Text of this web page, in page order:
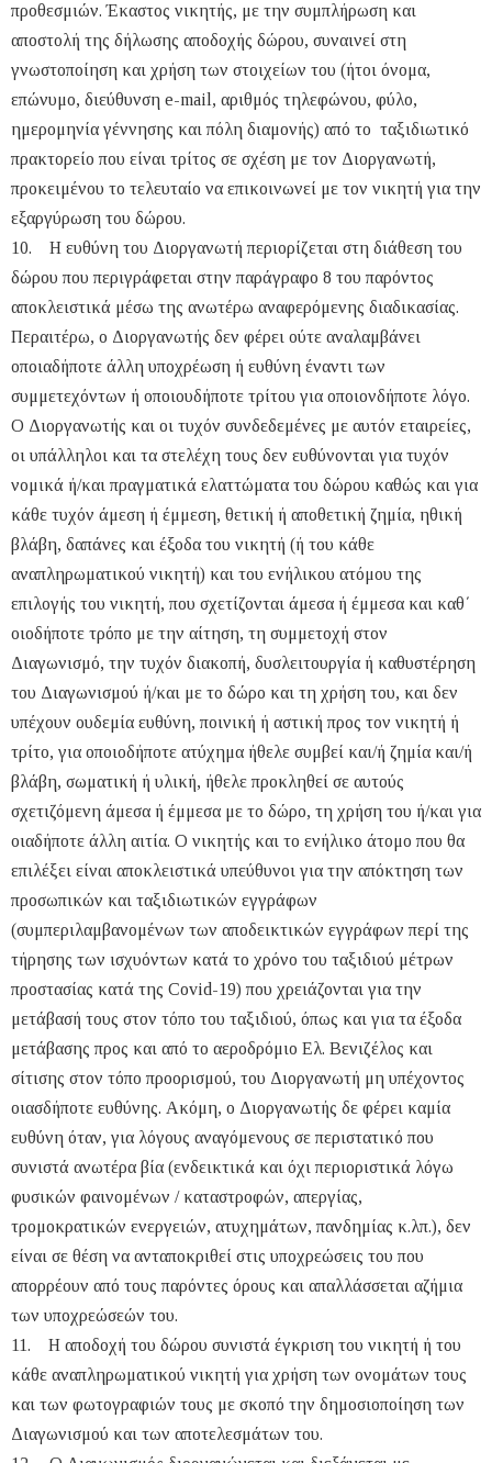
προθεσμιών. Έκαστος νικητής, με την συμπλήρωση και
αποστολή της δήλωσης αποδοχής δώρου, συναινεί στη
γνωστοποίηση και χρήση των στοιχείων του (ήτοι όνομα,
επώνυμο, διεύθυνση e-mail, αριθμός τηλεφώνου, φύλο,
ημερομηνία γέννησης και πόλη διαμονής) από το ταξιδιωτικό
πρακτορείο που είναι τρίτος σε σχέση με τον Διοργανωτή,
προκειμένου το τελευταίο να επικοινωνεί με τον νικητή για την
εξαργύρωση του δώρου.
10. Η ευθύνη του Διοργανωτή περιορίζεται στη διάθεση του
δώρου που περιγράφεται στην παράγραφο 8 του παρόντος
αποκλειστικά μέσω της ανωτέρω αναφερόμενης διαδικασίας.
Περαιτέρω, ο Διοργανωτής δεν φέρει ούτε αναλαμβάνει
οποιαδήποτε άλλη υποχρέωση ή ευθύνη έναντι των
συμμετεχόντων ή οποιουδήποτε τρίτου για οποιονδήποτε λόγο.
Ο Διοργανωτής και οι τυχόν συνδεδεμένες με αυτόν εταιρείες,
οι υπάλληλοι και τα στελέχη τους δεν ευθύνονται για τυχόν
νομικά ή/και πραγματικά ελαττώματα του δώρου καθώς και για
κάθε τυχόν άμεση ή έμμεση, θετική ή αποθετική ζημία, ηθική
βλάβη, δαπάνες και έξοδα του νικητή (ή του κάθε
αναπληρωματικού νικητή) και του ενήλικου ατόμου της
επιλογής του νικητή, που σχετίζονται άμεσα ή έμμεσα και καθ΄
οιοδήποτε τρόπο με την αίτηση, τη συμμετοχή στον
Διαγωνισμό, την τυχόν διακοπή, δυσλειτουργία ή καθυστέρηση
του Διαγωνισμού ή/και με το δώρο και τη χρήση του, και δεν
υπέχουν ουδεμία ευθύνη, ποινική ή αστική προς τον νικητή ή
τρίτο, για οποιοδήποτε ατύχημα ήθελε συμβεί και/ή ζημία και/ή
βλάβη, σωματική ή υλική, ήθελε προκληθεί σε αυτούς
σχετιζόμενη άμεσα ή έμμεσα με το δώρο, τη χρήση του ή/και για
οιαδήποτε άλλη αιτία. Ο νικητής και το ενήλικο άτομο που θα
επιλέξει είναι αποκλειστικά υπεύθυνοι για την απόκτηση των
προσωπικών και ταξιδιωτικών εγγράφων
(συμπεριλαμβανομένων των αποδεικτικών εγγράφων περί της
τήρησης των ισχυόντων κατά το χρόνο του ταξιδιού μέτρων
προστασίας κατά της Covid-19) που χρειάζονται για την
μετάβασή τους στον τόπο του ταξιδιού, όπως και για τα έξοδα
μετάβασης προς και από το αεροδρόμιο Ελ. Βενιζέλος και
σίτισης στον τόπο προορισμού, του Διοργανωτή μη υπέχοντος
οιασδήποτε ευθύνης. Ακόμη, ο Διοργανωτής δε φέρει καμία
ευθύνη όταν, για λόγους αναγόμενους σε περιστατικό που
συνιστά ανωτέρα βία (ενδεικτικά και όχι περιοριστικά λόγω
φυσικών φαινομένων / καταστροφών, απεργίας,
τρομοκρατικών ενεργειών, ατυχημάτων, πανδημίας κ.λπ.), δεν
είναι σε θέση να ανταποκριθεί στις υποχρεώσεις του που
απορρέουν από τους παρόντες όρους και απαλλάσσεται αζήμια
των υποχρεώσεών του.
11. H αποδοχή του δώρου συνιστά έγκριση του νικητή ή του
κάθε αναπληρωματικού νικητή για χρήση των ονομάτων τους
και των φωτογραφιών τους με σκοπό την δημοσιοποίηση των
Διαγωνισμού και των αποτελεσμάτων του.